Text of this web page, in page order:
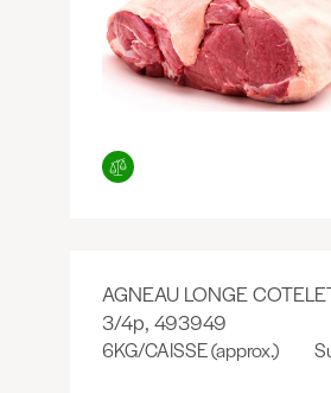
AGNEAU LONGE
3/4p, 493949
6KG/CAISSE (approx.)